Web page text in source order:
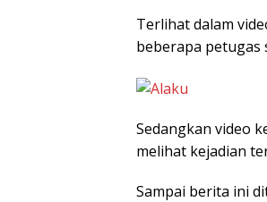
Terlihat dalam
beberapa petugas
Sedangkan video
melihat kejadian
Sampai berita ini